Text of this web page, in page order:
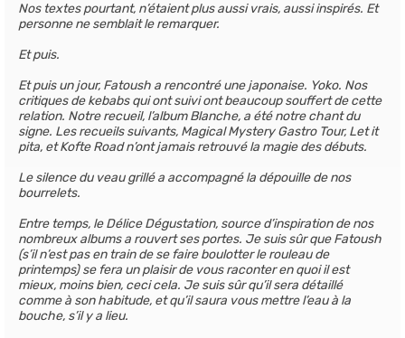
Nos textes pourtant, n’étaient plus aussi vrais, aussi inspirés. Et
personne ne semblait le remarquer.
Et puis.
Et puis un jour, Fatoush a rencontré une japonaise. Yoko. Nos
critiques de kebabs qui ont suivi ont beaucoup souffert de cette
relation. Notre recueil, l’album Blanche, a été notre chant du
signe. Les recueils suivants, Magical Mystery Gastro Tour, Let it
pita, et Kofte Road n’ont jamais retrouvé la magie des débuts.
Le silence du veau grillé a accompagné la dépouille de nos
bourrelets.
Entre temps, le Délice Dégustation, source d’inspiration de nos
nombreux albums a rouvert ses portes. Je suis sûr que Fatoush
(s’il n’est pas en train de se faire boulotter le rouleau de
printemps) se fera un plaisir de vous raconter en quoi il est
mieux, moins bien, ceci cela. Je suis sûr qu’il sera détaillé
comme à son habitude, et qu’il saura vous mettre l’eau à la
bouche, s’il y a lieu.